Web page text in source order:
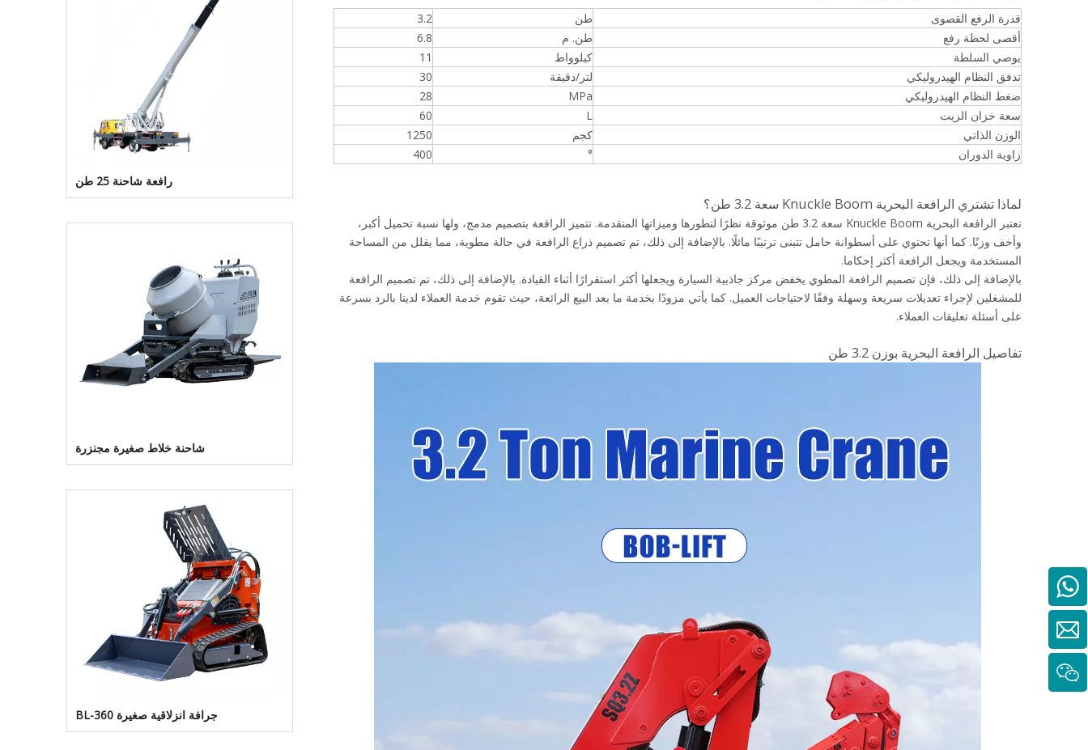
رافعة شاحنة 25 طن
شاحنة خلاط صغيرة مجنزرة
جرافة انزلاقية صغيرة BL-360
قدرة الرفع القصوى طن
3.2
أقصى لحظة رفع
طن. م
6.8
يوصي السلطة
كيلوواط
11
تدفق النظام الهيدروليكي
لتر/دقيقة
30
ضغط النظام الهيدروليكي
MPa
28
سعة خزان الزيت
L
60
الوزن الذاتي
كجم
1250
زاوية الدوران
°
400
لماذا تشتري الرافعة البحرية Knuckle Boom سعة 3.2 طن؟
تعتبر الرافعة البحرية Knuckle Boom سعة 3.2 طن موثوقة نظرًا لتطورها وميزاتها المتقدمة. تتميز الرافعة بتصميم مدمج، ولها نسبة تحميل أكبر،
وأخف وزنًا. كما أنها تحتوي على أسطوانة حامل تتبنى ترتيبًا مائلًا. بالإضافة إلى ذلك، تم تصميم ذراع الرافعة في حالة مطوية، مما يقلل من المساحة
المستخدمة ويجعل الرافعة أكثر إحكاما.
بالإضافة إلى ذلك، فإن تصميم الرافعة المطوي يخفض مركز جاذبية السيارة ويجعلها أكثر استقرارًا أثناء القيادة. بالإضافة إلى ذلك، تم تصميم الرافعة
للمشغلين لإجراء تعديلات سريعة وسهلة وفقًا لاحتياجات العميل. كما يأتي مزودًا بخدمة ما بعد البيع الرائعة، حيث تقوم خدمة العملاء لدينا بالرد بسرعة
على أسئلة تعليقات العملاء.
تفاصيل الرافعة البحرية بوزن 3.2 طن